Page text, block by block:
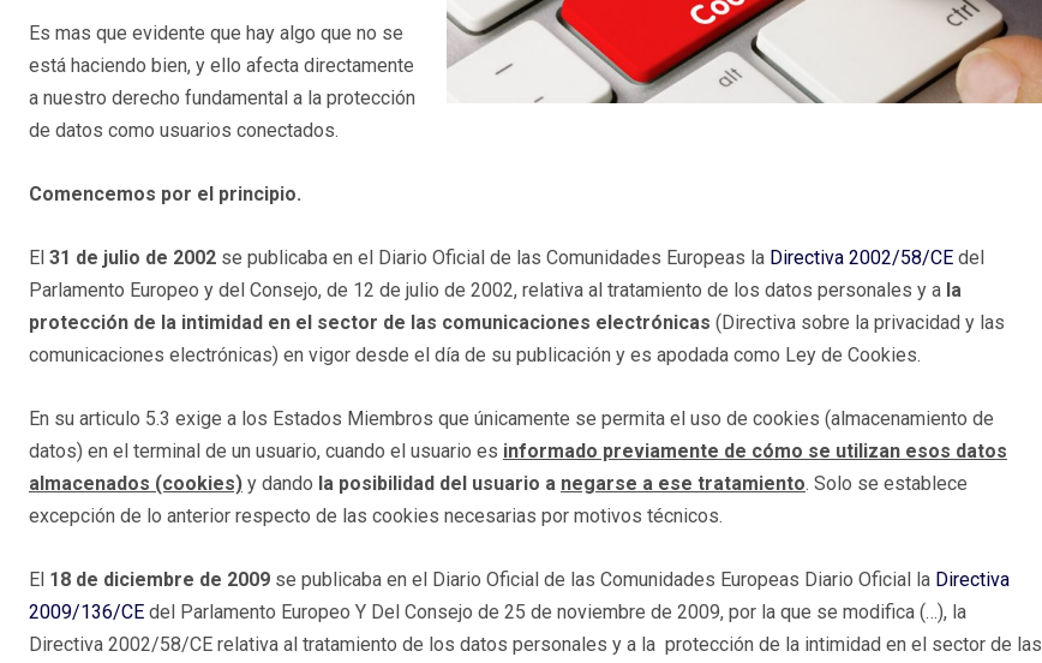
Es mas que evidente que hay algo que no se
está haciendo bien, y ello afecta directamente
a nuestro derecho fundamental a la protección
de datos como usuarios conectados.
Comencemos por el principio.
El 31 de julio de 2002 se publicaba en el Diario Oficial de las Comunidades Europeas la Directiva 2002/58/CE del
Parlamento Europeo y del Consejo, de 12 de julio de 2002, relativa al tratamiento de los datos personales y a la
protección de la intimidad en el sector de las comunicaciones electrónicas (Directiva sobre la privacidad y las
comunicaciones electrónicas) en vigor desde el día de su publicación y es apodada como Ley de Cookies.
En su articulo 5.3 exige a los Estados Miembros que únicamente se permita el uso de cookies (almacenamiento de
datos) en el terminal de un usuario, cuando el usuario es informado previamente de cómo se utilizan esos datos
almacenados (cookies) y dando la posibilidad del usuario a negarse a ese tratamiento. Solo se establece
excepción de lo anterior respecto de las cookies necesarias por motivos técnicos.
El 18 de diciembre de 2009 se publicaba en el Diario Oficial de las Comunidades Europeas Diario Oficial la Directiva
2009/136/CE del Parlamento Europeo Y Del Consejo de 25 de noviembre de 2009, por la que se modifica (…), la
Directiva 2002/58/CE relativa al tratamiento de los datos personales y a la protección de la intimidad en el sector de las